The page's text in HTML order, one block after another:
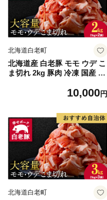
北海道白老町
北海道産 白老豚 モモ ウデ こ
ま切れ 2kg 豚肉 冷凍 国産 ス
10,000円
北海道白老町